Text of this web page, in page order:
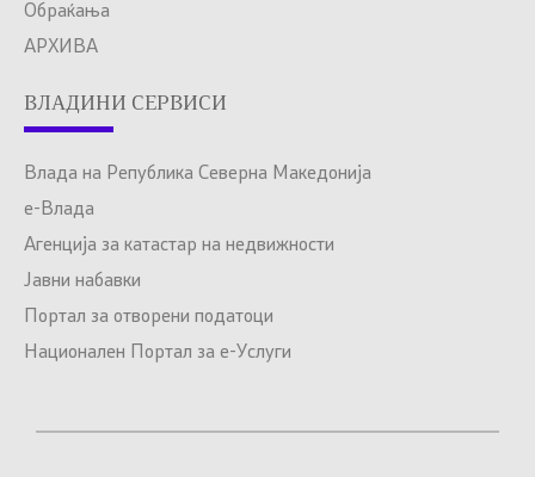
Обраќања
АРХИВА
ВЛАДИНИ СЕРВИСИ
Влада на Република Северна Македонија
е-Влада
Агенција за катастар на недвижности
Јавни набавки
Портал за отворени податоци
Национален Портал за е-Услуги